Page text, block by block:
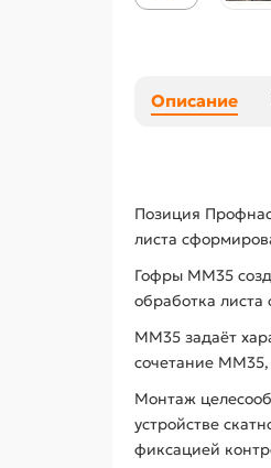
Описание
Позиция
листа
Гофры ММ35
обработка
ММ35 задаёт
сочетание ММ35,
Монтаж
устройстве
фиксацией